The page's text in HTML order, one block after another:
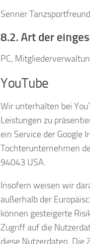
Senner
8.2. Art der
PC,
YouTube
Wir unterhalten bei
Leistungen zu
ein Service der Google
Tochterunternehmen
94043 USA.
Insofern weisen wir
außerhalb der
können gesteigerte
Zugriff auf die
diese Nutzerdaten. Die